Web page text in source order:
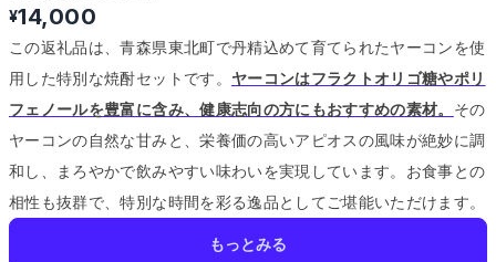
¥14,000
この返礼品は、青森県東北町で丹精込めて育てられたヤーコンを使
用した特別な焼酎セットです。 ヤーコンはフラクトオリゴ糖やポリ
フェノールを豊富に含み、健康志向の方にもおすすめの素材。 その
ヤーコンの自然な甘みと、栄養価の高いアピオスの風味が絶妙に調
和し、まろやかで飲みやすい味わいを実現しています。 お食事との
相性も抜群で、特別な時間を彩る逸品としてご堪能いただけます。
もっとみる